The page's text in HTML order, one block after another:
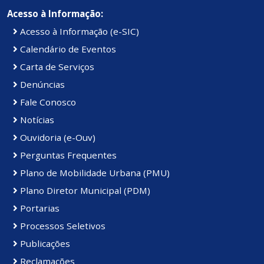
Acesso à Informação:
Acesso à Informação (e-SIC)
Calendário de Eventos
Carta de Serviços
Denúncias
Fale Conosco
Notícias
Ouvidoria (e-Ouv)
Perguntas Frequentes
Plano de Mobilidade Urbana (PMU)
Plano Diretor Municipal (PDM)
Portarias
Processos Seletivos
Publicações
Reclamações